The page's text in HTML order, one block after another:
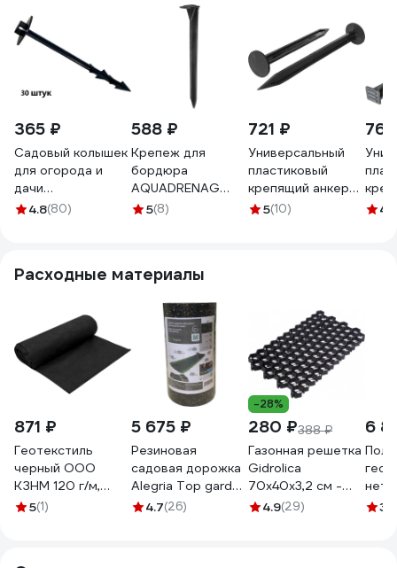
365 ₽
Садовый колышек
для огорода и
дачи
ГеоПластБорд 30
kl180.30
4.8(80)
588 ₽
Крепеж для
бордюра
AQUADRENAG
BORDFIX L1000
5(8)
721 ₽
Универсальный
пластиковый
крепящий анкер
Анмакс 30
5(10) 4.8
Расходные материалы
871 ₽
Геотекстиль
черный ООО
КЗНМ 120 г/м,
25х0.8 м 529234
5(1)
5 675 ₽
Резиновая
садовая дорожка
Alegria Top garden
5000x400x5 мм
4.7(26)
-28%
280 ₽388 ₽
Газонная решетка
Gidrolica
70х40х3,2 см -
пластиковая
4.9(29)
6
3.6